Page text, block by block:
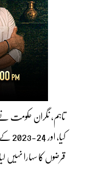
تاہم، نگران حکومت
قرضوں کا سہارا نہیں